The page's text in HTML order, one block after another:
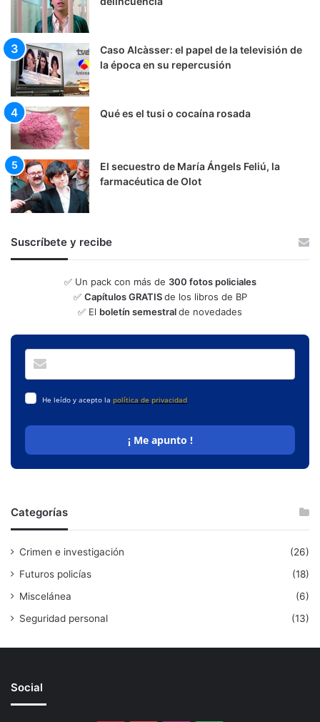
Caso Alcàsser: el papel de la televisión de
la época en su repercusión
Qué es el tusi o cocaína rosada
El secuestro de María Ángels Feliú, la
farmacéutica de Olot
Suscríbete y recibe
✅ Un pack con más de 300 fotos policiales
✅ Capítulos GRATISde los libros de BP
✅ El boletín semestralde novedades
He leído y acepto la política de privacidad
¡ Me apunto !
Categorías
Crimen e investigación
(26)
Futuros policías
(18)
Miscelánea
(6)
Seguridad personal
(13)
Social